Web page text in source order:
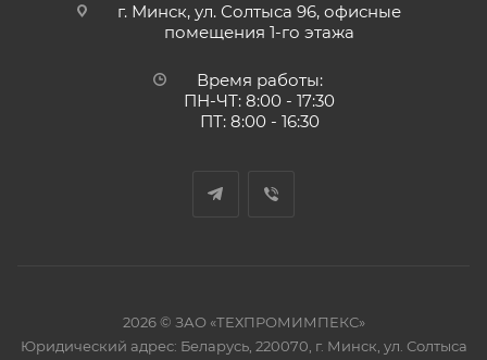
г. Минск, ул. Солтыса 96, офисные
помещения 1-го этажа
Время работы:
ПН-ЧТ: 8:00 - 17:30
ПТ: 8:00 - 16:30
2026 © ЗАО «ТЕХПРОМИМПЕКС»
Юридический адрес: Беларусь, 220070, г. Минск, ул. Солтыса